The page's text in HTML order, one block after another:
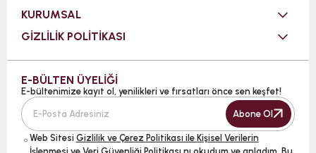
KURUMSAL
GİZLİLİK POLİTİKASI
E-BÜLTEN ÜYELİĞİ
E-bültenimize kayıt ol, yenilikleri ve fırsatları önce sen keşfet!
Abone Ol
Web Sitesi Gizlilik ve Çerez Politikası ile Kişisel Verilerin
İşlenmesi ve Veri Güvenliği Politikası nı okudum ve anladım. Bu